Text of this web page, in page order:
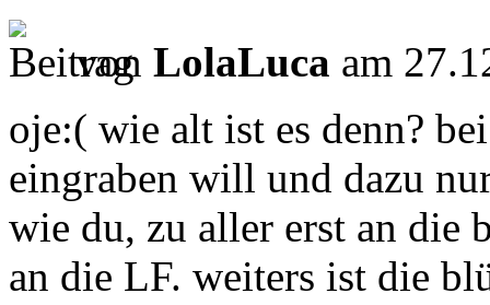
von LolaLuca am
oje:( wie alt ist es denn?
eingraben will und dazu
wie du, zu aller erst an die
an die LF. weiters ist die